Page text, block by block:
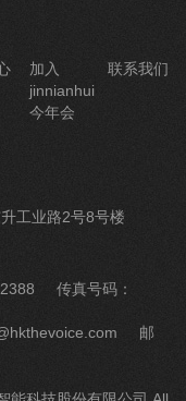
加入
jinnianhui
今年会
联系我们
工业路2号8号楼
传真号码：
邮